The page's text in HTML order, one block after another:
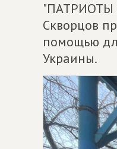
"ПАТРИОТЫ
Скворцов
помощью
Украины.